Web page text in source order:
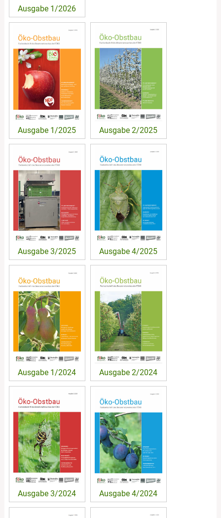
Ausgabe 1/2026
Ausgabe 1/2025 Ausgabe 2/2025
Ausgabe 3/2025 Ausgabe 4/2025
Ausgabe 1/2024 Ausgabe 2/2024
Ausgabe 3/2024 Ausgabe 4/2024